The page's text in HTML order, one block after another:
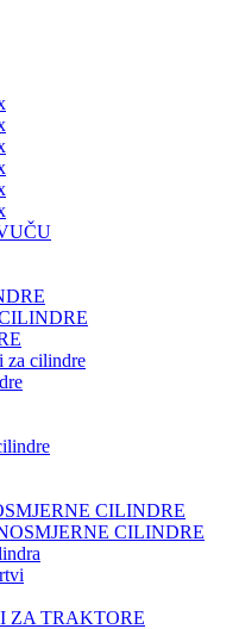
za cilindre
CILINDRE
CILINDRE
ZA TRAKTORE